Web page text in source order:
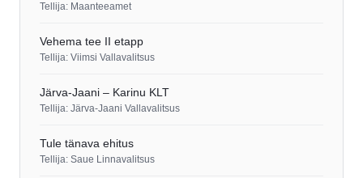
Tellija: Maanteeamet
Vehema tee II etapp
Tellija: Viimsi Vallavalitsus
Järva-Jaani – Karinu KLT
Tellija: Järva-Jaani Vallavalitsus
Tule tänava ehitus
Tellija: Saue Linnavalitsus